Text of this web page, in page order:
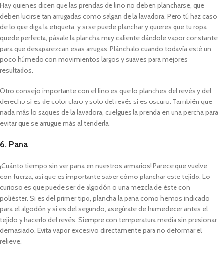
Hay quienes dicen que las prendas de lino no deben plancharse, que
deben lucirse tan arrugadas como salgan de la lavadora. Pero tú haz caso
de lo que diga la etiqueta, y si se puede planchar y quieres que tu ropa
quede perfecta, pásale la plancha muy caliente dándole vapor constante
para que desaparezcan esas arrugas. Plánchalo cuando todavía esté un
poco húmedo con movimientos largos y suaves para mejores
resultados.
Otro consejo importante con el lino es que lo planches del revés y del
derecho si es de color claro y solo del revés si es oscuro. También que
nada más lo saques de la lavadora, cuelgues la prenda en una percha para
evitar que se arrugue más al tenderla.
6. Pana
¡Cuánto tiempo sin ver pana en nuestros armarios! Parece que vuelve
con fuerza, así que es importante saber cómo planchar este tejido. Lo
curioso es que puede ser de algodón o una mezcla de éste con
poliéster. Si es del primer tipo, plancha la pana como hemos indicado
para el algodón y si es del segundo, asegúrate de humedecer antes el
tejido y hacerlo del revés. Siempre con temperatura media sin presionar
demasiado. Evita vapor excesivo directamente para no deformar el
relieve.